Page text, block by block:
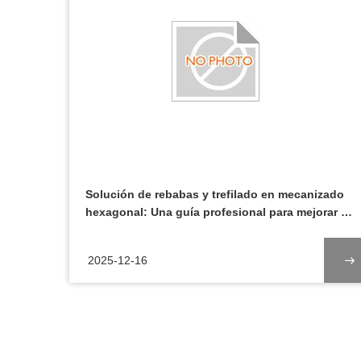
Solución de rebabas y trefilado en mecanizado
hexagonal: Una guía profesional para mejorar la
2025-12-16